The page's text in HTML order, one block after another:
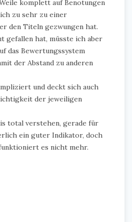
komplett auf Benotungen
zu sehr zu einer
den Titeln gezwungen hat.
gefallen hat, müsste ich aber
das Bewertungssystem
der Abstand zu anderen
und deckt sich auch
der jeweiligen
total verstehen, gerade für
ein guter Indikator, doch
es nicht mehr.